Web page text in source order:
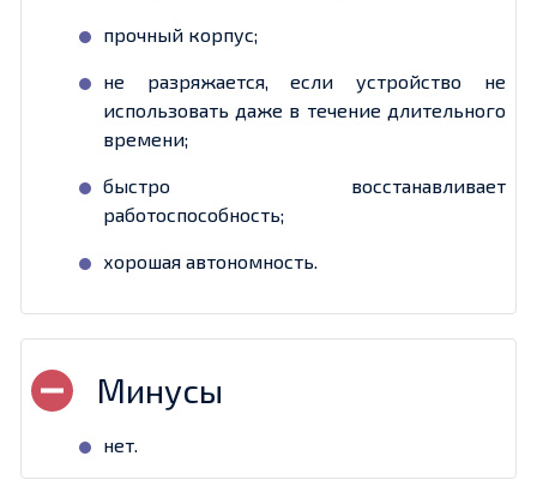
прочный корпус;
не разряжается, если устройство не
использовать даже в течение длительного
времени;
быстро восстанавливает
работоспособность;
хорошая автономность.
нет.